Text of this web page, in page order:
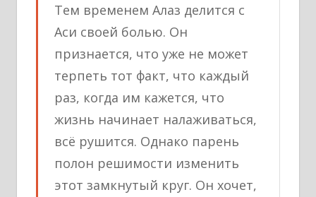
Тем временем Алаз делится с
Аси своей болью. Он
признается, что уже не может
терпеть тот факт, что каждый
раз, когда им кажется, что
жизнь начинает налаживаться,
всё рушится. Однако парень
полон решимости изменить
этот замкнутый круг. Он хочет,